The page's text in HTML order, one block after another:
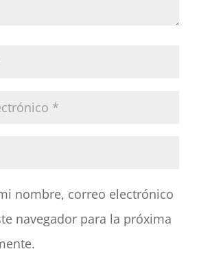
nombre, correo electrónico
navegador para la próxima